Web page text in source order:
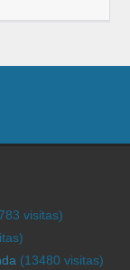
visitas)
(13480 visitas)